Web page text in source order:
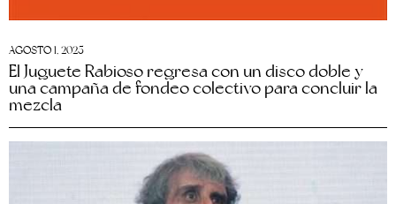
AGOSTO 1, 2025
El Juguete Rabioso regresa con un disco doble y
una campaña de fondeo colectivo para concluir la
mezcla